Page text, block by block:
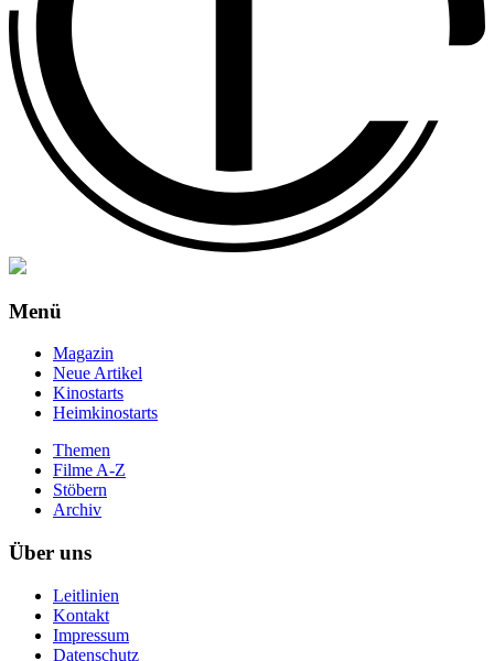
Menü
Magazin
Neue Artikel
Kinostarts
Heimkinostarts
Themen
Filme A-Z
Stöbern
Archiv
Über uns
Leitlinien
Kontakt
Impressum
Datenschutz